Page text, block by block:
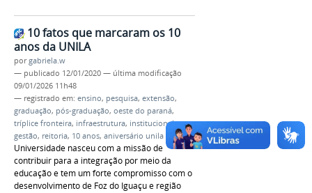
10 fatos que marcaram os 10
anos da UNILA
porgabriela.w
— publicado 12/01/2020 — última modificação
09/01/2026 11h48
— registrado em: ensino, pesquisa, extensão,
graduação, pós-graduação, oeste do paraná,
tríplice fronteira, infraestrutura, institucional,
gestão, reitoria, 10 anos, aniversário unila
Universidade nasceu com a missão de
contribuir para a integração por meio da
educação e tem um forte compromisso com o
desenvolvimento de Foz do Iguaçu e região